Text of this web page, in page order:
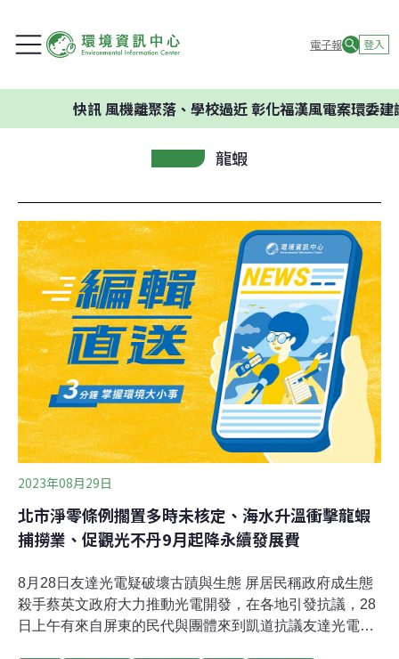
電子報 登入
風機離聚落、學校過近 彰化福漢風電案環委建議不應開
龍蝦
2023年08月29日
北市淨零條例擱置多時未核定、海水升溫衝擊龍蝦
捕撈業、促觀光不丹9月起降永續發展費
8月28日友達光電疑破壞古蹟與生態 屏居民稱政府成生態
殺手蔡英文政府大力推動光電開發，在各地引發抗議，28
日上午有來自屏東的民代與團體來到凱道抗議友達光電公